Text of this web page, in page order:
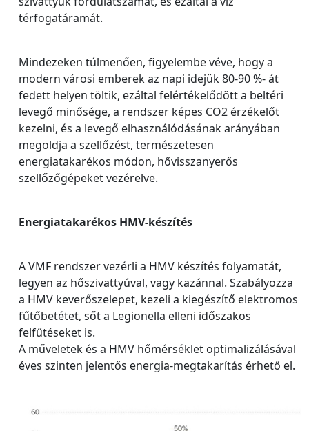
térfogatáramát.
Mindezeken túlmenően, figyelembe véve, hogy a
modern városi emberek az napi idejük 80-90 %- át
fedett helyen töltik, ezáltal felértékelődött a beltéri
levegő minősége, a rendszer képes CO2 érzékelőt
kezelni, és a levegő elhasználódásának arányában
megoldja a szellőzést, természetesen
energiatakarékos módon, hővisszanyerős
szellőzőgépeket vezérelve.
Energiatakarékos HMV-készítés
A VMF rendszer vezérli a HMV készítés folyamatát,
legyen az hőszivattyúval, vagy kazánnal. Szabályozza
a HMV keverőszelepet, kezeli a kiegészítő elektromos
fűtőbetétet, sőt a Legionella elleni időszakos
felfűtéseket is.
A műveletek és a HMV hőmérséklet optimalizálásával
éves szinten jelentős energia-megtakarítás érhető el.